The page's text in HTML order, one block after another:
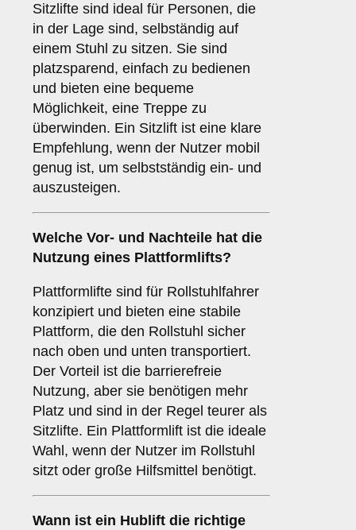
Sitzlifte sind ideal für Personen, die
in der Lage sind, selbständig auf
einem Stuhl zu sitzen. Sie sind
platzsparend, einfach zu bedienen
und bieten eine bequeme
Möglichkeit, eine Treppe zu
überwinden. Ein Sitzlift ist eine klare
Empfehlung, wenn der Nutzer mobil
genug ist, um selbstständig ein- und
auszusteigen.
Welche Vor- und Nachteile hat die
Nutzung eines Plattformlifts?
Plattformlifte sind für Rollstuhlfahrer
konzipiert und bieten eine stabile
Plattform, die den Rollstuhl sicher
nach oben und unten transportiert.
Der Vorteil ist die barrierefreie
Nutzung, aber sie benötigen mehr
Platz und sind in der Regel teurer als
Sitzlifte. Ein Plattformlift ist die ideale
Wahl, wenn der Nutzer im Rollstuhl
sitzt oder große Hilfsmittel benötigt.
Wann ist ein Hublift die richtige